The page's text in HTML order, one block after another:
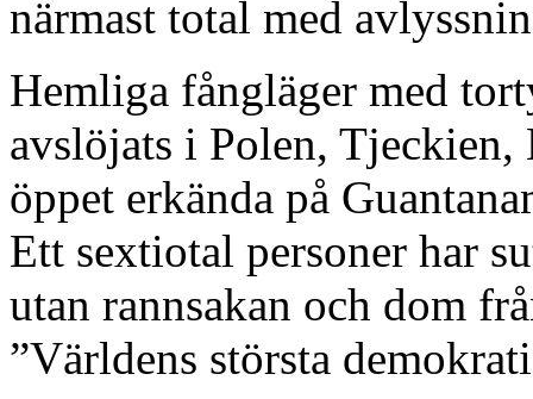
närmast total med
Hemliga fångläger med
avslöjats i Polen,
öppet erkända på
Ett sextiotal personer har
utan rannsakan och dom
”Världens största